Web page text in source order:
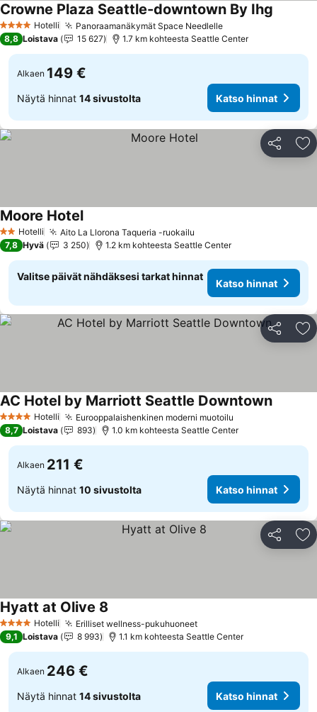
4 Tähtiluokitus
Hotelli Panoraamanäkymät Space Needlelle
Crowne Plaza Seattle-downtown By Ihg
8,8 Loistava 15 627 1.7 km kohteesta Seattle Center
Alkaen 149 €
Näytä hinnat 14 sivustolta Katso hinnat
Jaa
2 Tähtiluokitus
Hotelli Aito La Llorona Taqueria -ruokailu
Moore Hotel
7,8 Hyvä 3 250 1.2 km kohteesta Seattle Center
Valitse päivät nähdäksesi tarkat hinnat
Katso hinnat
Jaa
4 Tähtiluokitus
Hotelli Eurooppalaishenkinen moderni muotoilu
AC Hotel by Marriott Seattle Downtown
8,7 Loistava 893 1.0 km kohteesta Seattle Center
Alkaen 211 €
Näytä hinnat 10 sivustolta Katso hinnat
Jaa
4 Tähtiluokitus
Hotelli Erilliset wellness-pukuhuoneet
Hyatt at Olive 8
9,1 Loistava 8 993 1.1 km kohteesta Seattle Center
Alkaen 246 €
Näytä hinnat 14 sivustolta Katso hinnat